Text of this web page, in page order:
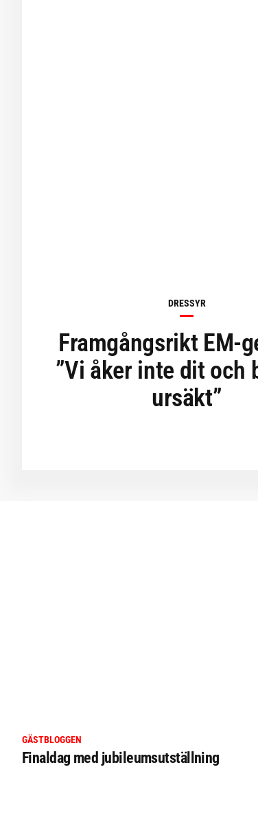
DRESSYR
Framgångsrikt EM-
”Vi åker inte dit och
ursäkt”
GÄSTBLOGGEN
Finaldag med jubileumsutställning